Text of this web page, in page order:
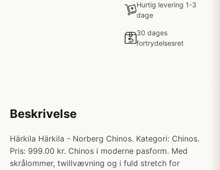
Hurtig levering 1-3
dage
30 dages
fortrydelsesret
Beskrivelse
Härkila Härkila - Norberg Chinos. Kategori: Chinos.
Pris: 999.00 kr. Chinos i moderne pasform. Med
skrålommer, twillvævning og i fuld stretch for